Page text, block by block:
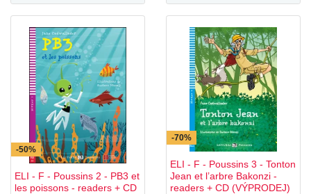
-50%
ELI - F - Poussins 2 - PB3 et
les poissons - readers + CD
-70%
ELI - F - Poussins 3 - Tonton
Jean et l’arbre Bakonzi -
readers + CD (VÝPRODEJ)